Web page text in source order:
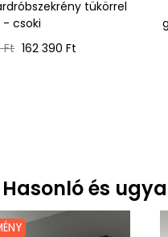
tükörrel
- csoki
Ft Ár
162 390 Ft
Hasonló és